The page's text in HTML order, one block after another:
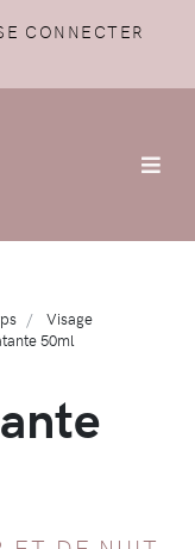
CONNECTER
Visage
50ml